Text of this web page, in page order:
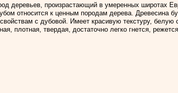
деревьев, произрастающий в умеренных широтах
относится к ценным породам дерева. Древесина
с дубовой. Имеет красивую текстуру, белую
плотная, твердая, достаточно легко гнется,